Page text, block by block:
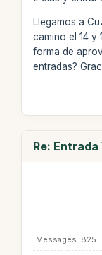
Llegamos a
camino el 14 y
forma de
entradas?
Re:
Messages: 825